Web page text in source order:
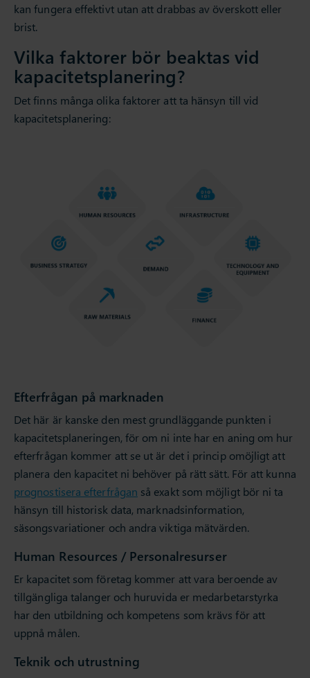
kan fungera effektivt utan att drabbas av överskott eller
brist.
Vilka faktorer bör beaktas vid
kapacitetsplanering?
Det finns många olika faktorer att ta hänsyn till vid
kapacitetsplanering:
Efterfrågan på marknaden
Det här är kanske den mest grundläggande punkten i
kapacitetsplaneringen, för om ni inte har en aning om hur
efterfrågan kommer att se ut är det i princip omöjligt att
planera den kapacitet ni behöver på rätt sätt. För att kunna
prognostisera efterfrågan så exakt som möjligt bör ni ta
hänsyn till historisk data, marknadsinformation,
säsongsvariationer och andra viktiga mätvärden.
Human Resources / Personalresurser
Er kapacitet som företag kommer att vara beroende av
tillgängliga talanger och huruvida er medarbetarstyrka
har den utbildning och kompetens som krävs för att
uppnå målen.
Teknik och utrustning